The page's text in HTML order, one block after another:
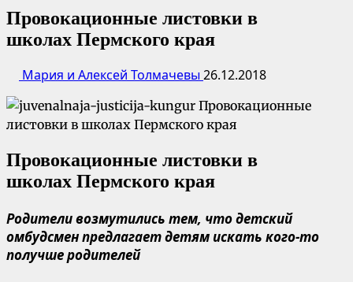
Провокационные листовки в
школах Пермского края
Мария и Алексей Толмачевы 26.12.2018
Провокационные листовки в
школах Пермского края
Родители возмутились тем, что детский
омбудсмен предлагает детям искать кого-то
получше родителей